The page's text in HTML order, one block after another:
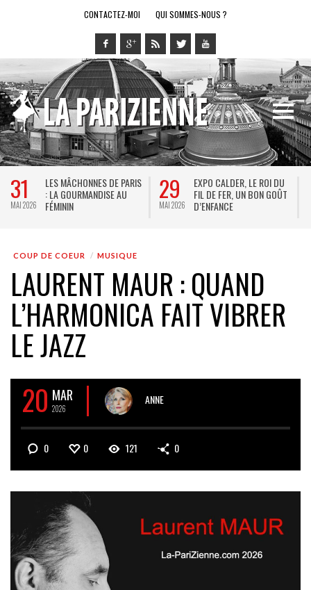
CONTACTEZ-MOI QUI SOMMES-NOUS ?
31
MAI 2026
LES MÂCHONNES DE PARIS
: LA GOURMANDISE AU
FÉMININ
29
MAI 2026
EXPO CALDER, LE ROI DU
FIL DE FER, UN BON GOÛT
D’ENFANCE
COUP DE COEUR MUSIQUE
LAURENT MAUR : QUAND
L’HARMONICA FAIT VIBRER
LE JAZZ
20 MAR
2026
ANNE
0 0 121 0